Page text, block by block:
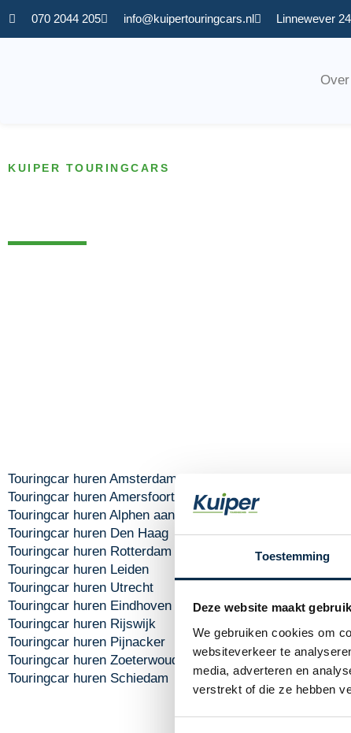
Toestemming
Deze website maakt
We gebruiken cookies om
websiteverkeer te
media, adverteren en
verstrekt of die ze hebben
070 2044 205 info@kuipertouringcars.nl Linnewever
KUIPER TOURINGCARS
Touringcar huren Amsterdam
Touringcar huren Amersfoort
Touringcar huren Alphen aan den Rijn
Touringcar huren Den Haag
Touringcar huren Rotterdam
Touringcar huren Leiden
Touringcar huren Utrecht
Touringcar huren Eindhoven
Touringcar huren Rijswijk
Touringcar huren Pijnacker
Touringcar huren Zoeterwoude
Touringcar huren Schiedam